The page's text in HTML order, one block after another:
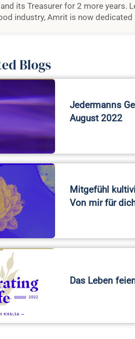
its Treasurer for 2 more years.
industry, Amrit is now
Blogs
Jedermanns
August 2022
Mitgefühl
Von mir für
Das Leben